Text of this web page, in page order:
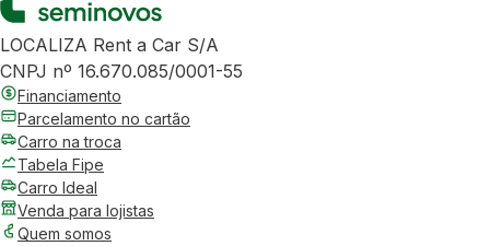
LOCALIZA Rent a Car S/A
CNPJ nº 16.670.085/0001-55
Financiamento
Parcelamento no cartão
Carro na troca
Tabela Fipe
Carro Ideal
Venda para lojistas
Quem somos